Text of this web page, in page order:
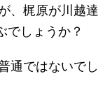
、梶原が川越達
でしょうか？
通ではないでし